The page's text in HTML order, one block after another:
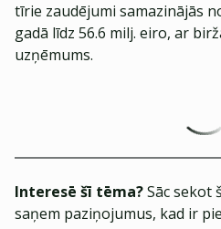
tīrie zaudējumi samazinājās
gadā līdz 56.6 milj. eiro, ar
uzņēmums.
Interesē šī tēma?Sāc sekot
saņem paziņojumus, kad ir